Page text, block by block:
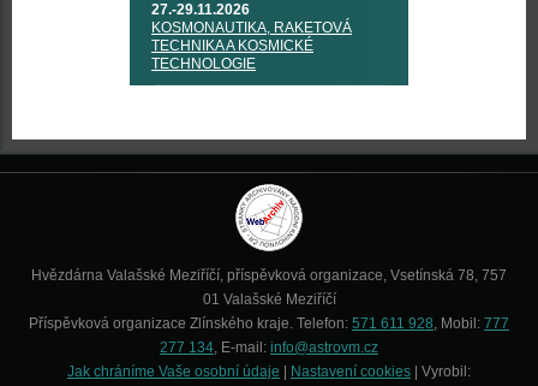
27.-29.11.2026
KOSMONAUTIKA, RAKETOVÁ
TECHNIKA A KOSMICKÉ
TECHNOLOGIE
Hvězdárna Valašské Meziříčí, příspěvková organizace, Vsetínská 78, 757
01 Valašské Meziříčí
Příspěvková organizace Zlínského kraje. Telefon: 571 611 928, Mobil: 777
277 134, E-mail: info@astrovm.cz
Jak chráníme Vaše osobní údaje
Nastavení cookies | Vyrobil: